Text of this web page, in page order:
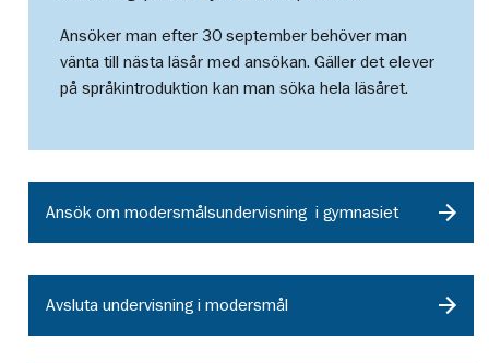
Ansöker man efter 30 september behöver man
vänta till nästa läsår med ansökan. Gäller det elever
på språkintroduktion kan man söka hela läsåret.
Ansök om modersmålsundervisning i gymnasiet
Avsluta undervisning i modersmål